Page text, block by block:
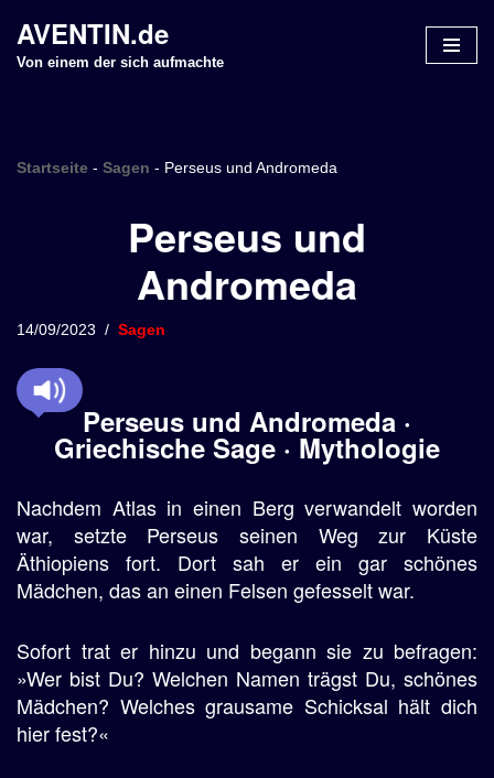
Z
n
p
i
n
AVENTIN.de
Von einem der sich aufmachte
Startseite - Sagen - Perseus und Andromeda
Perseus und
Andromeda
14/09/2023 Sagen
Perseus und Andromeda ·
Griechische Sage · Mythologie
Nachdem Atlas in einen Berg verwandelt worden
war, setzte Perseus seinen Weg zur Küste
Äthiopiens fort. Dort sah er ein gar schönes
Mädchen, das an einen Felsen gefesselt war.
Sofort trat er hinzu und begann sie zu befragen:
»Wer bist Du? Welchen Namen trägst Du, schönes
Mädchen? Welches grausame Schicksal hält dich
hier fest?«